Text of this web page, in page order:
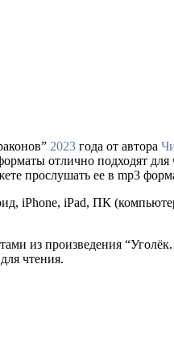
2023 года от автора
отлично подходят
прослушать ее в mp3
iPhone, iPad, ПК
из произведения
чтения.